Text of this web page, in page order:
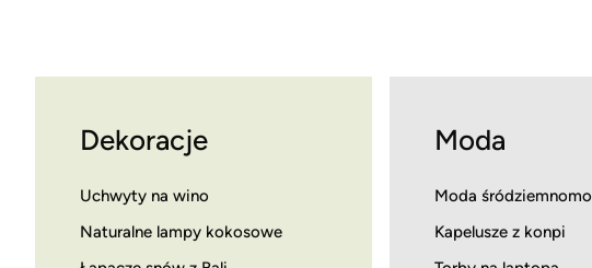
Dekoracje
Uchwyty na wino
Naturalne lampy kokosowe
Moda
Moda
Kapelusze z konpi